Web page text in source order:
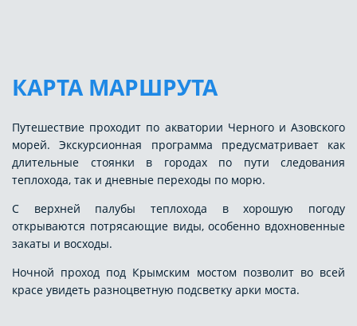
КАРТА МАРШРУТА
Путешествие проходит по акватории Черного и Азовского
морей. Экскурсионная программа предусматривает как
длительные стоянки в городах по пути следования
теплохода, так и дневные переходы по морю.
С верхней палубы теплохода в хорошую погоду
открываются потрясающие виды, особенно вдохновенные
закаты и восходы.
Ночной проход под Крымским мостом позволит во всей
красе увидеть разноцветную подсветку арки моста.